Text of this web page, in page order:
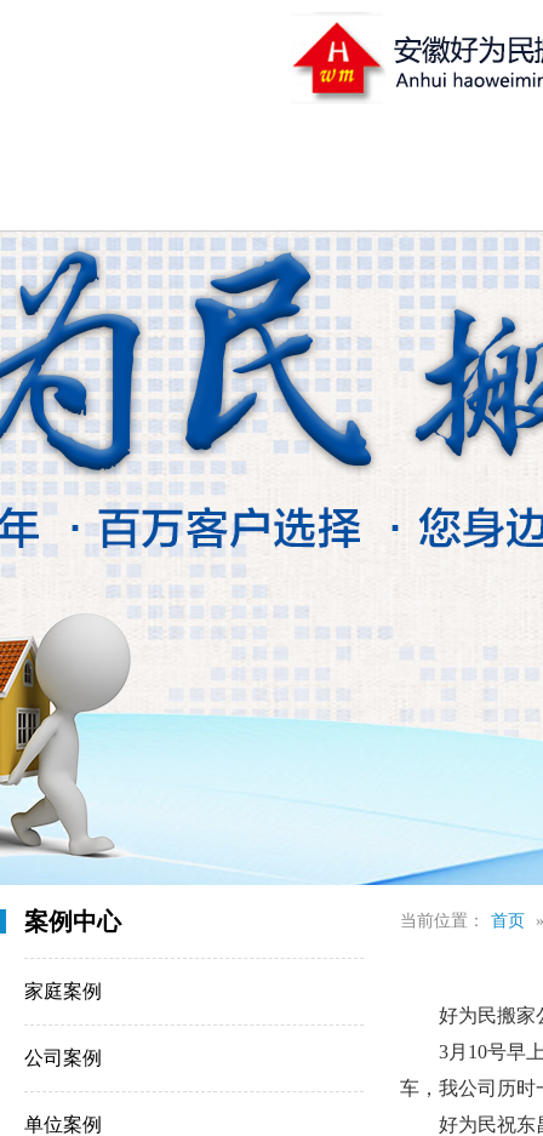
案例中心
家庭案例
公司案例
单位案例
当前位置： 首页
好为民搬家
3月10号早上
车，我公司历时
好为民祝东昌